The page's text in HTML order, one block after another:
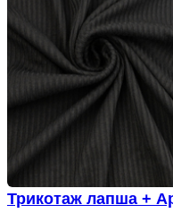
Трикотаж лапша +